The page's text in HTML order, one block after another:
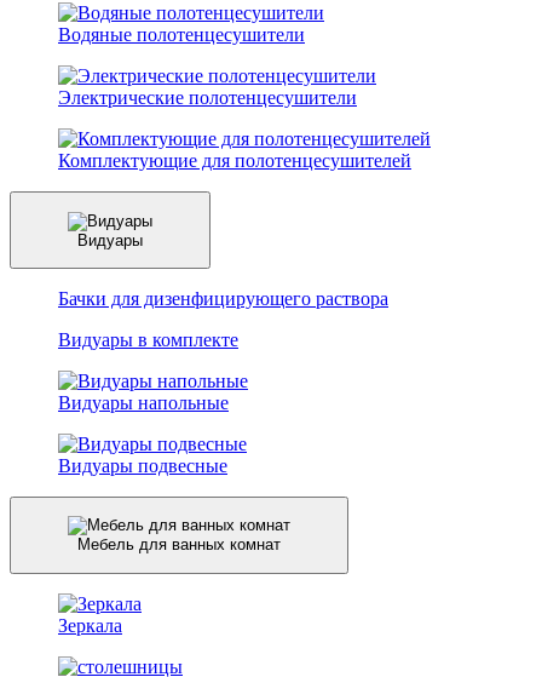
Водяные полотенцесушители
Электрические полотенцесушители
Комплектующие для полотенцесушителей
Видуары
Бачки для дизенфицирующего раствора
Видуары в комплекте
Видуары напольные
Видуары подвесные
Мебель для ванных комнат
Зеркала